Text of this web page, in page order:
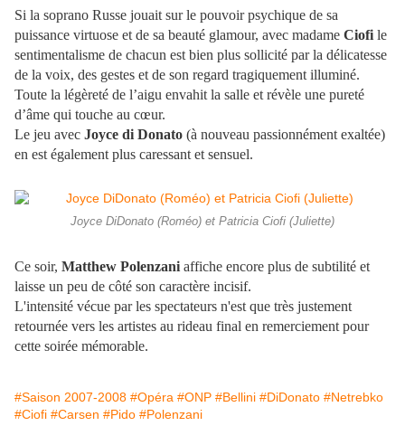
Si la soprano Russe jouait sur le pouvoir psychique de sa
puissance virtuose et de sa beauté glamour, avec madame Ciofi le
sentimentalisme de chacun est bien plus sollicité par la délicatesse
de la voix, des gestes et de son regard tragiquement illuminé.
Toute la légèreté de l’aigu envahit la salle et révèle une pureté
d’âme qui touche au cœur.
Le jeu avec Joyce di Donato (à nouveau passionnément exaltée)
en est également plus caressant et sensuel.
Joyce DiDonato (Roméo) et Patricia Ciofi (Juliette)
Ce soir, Matthew Polenzani affiche encore plus de subtilité et
laisse un peu de côté son caractère incisif.
L'intensité vécue par les spectateurs n'est que très justement
retournée vers les artistes au rideau final en remerciement pour
cette soirée mémorable.
#Saison 2007-2008 #Opéra #ONP #Bellini #DiDonato #Netrebko
#Ciofi #Carsen #Pido #Polenzani